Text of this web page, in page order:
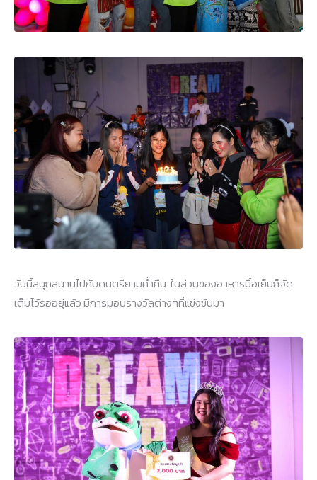
วันนี้สนุกสนานไปกับดนตรียามค่ำคืน ในส่วนของอาหารมื้อเย็นก็จัด
เต็มไว้รออยุ่แล้ว มีการมอบรางวัลต่างๆที่แข่งขันมา